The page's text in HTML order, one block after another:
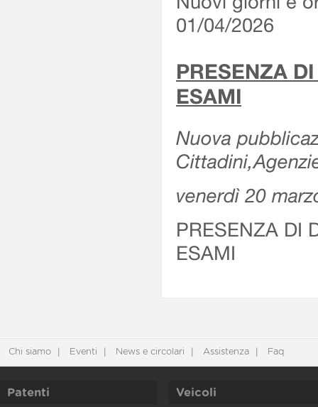
01/04/2026
PRESENZA
ESAMI
Nuova
venerdì 20
PRESENZA DI
ESAMI
Chi siamo Eventi News e circolari Assistenza Faq
Patenti Veicoli